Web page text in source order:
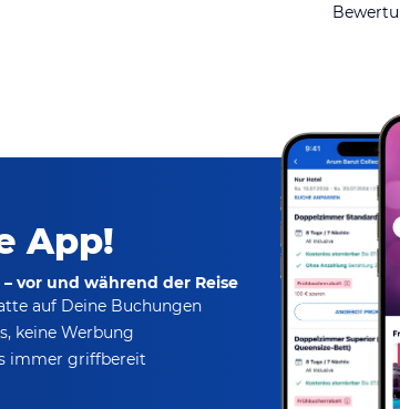
App!
vor und während der Reise
auf Deine Buchungen
keine Werbung
immer griffbereit